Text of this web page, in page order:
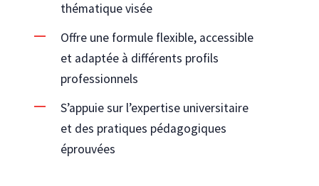
thématique visée
Offre une formule flexible, accessible
et adaptée à différents profils
professionnels
S’appuie sur l’expertise universitaire
et des pratiques pédagogiques
éprouvées